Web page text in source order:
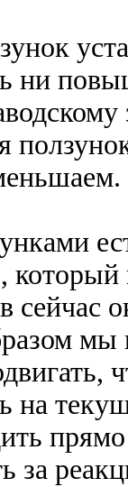
ни
сейчас
мы
на
за